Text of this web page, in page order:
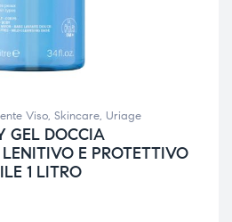
Viso, Skincare, Uriage
GEL DOCCIA
E PROTETTIVO
1 LITRO